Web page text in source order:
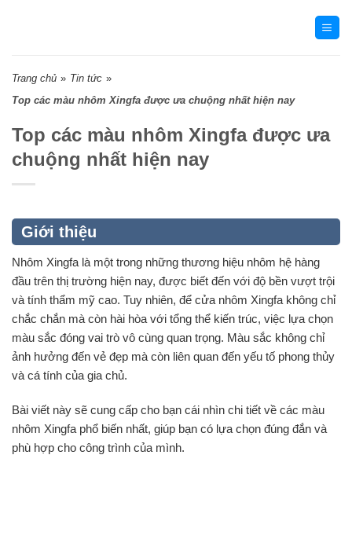
Trang chủ » Tin tức »
Top các màu nhôm Xingfa được ưa chuộng nhất hiện nay
Top các màu nhôm Xingfa được ưa
chuộng nhất hiện nay
Giới thiệu
Nhôm Xingfa là một trong những thương hiệu nhôm hệ hàng
đầu trên thị trường hiện nay, được biết đến với độ bền vượt trội
và tính thẩm mỹ cao. Tuy nhiên, để cửa nhôm Xingfa không chỉ
chắc chắn mà còn hài hòa với tổng thể kiến trúc, việc lựa chọn
màu sắc đóng vai trò vô cùng quan trọng. Màu sắc không chỉ
ảnh hưởng đến vẻ đẹp mà còn liên quan đến yếu tố phong thủy
và cá tính của gia chủ.
Bài viết này sẽ cung cấp cho bạn cái nhìn chi tiết về các màu
nhôm Xingfa phổ biến nhất, giúp bạn có lựa chọn đúng đắn và
phù hợp cho công trình của mình.